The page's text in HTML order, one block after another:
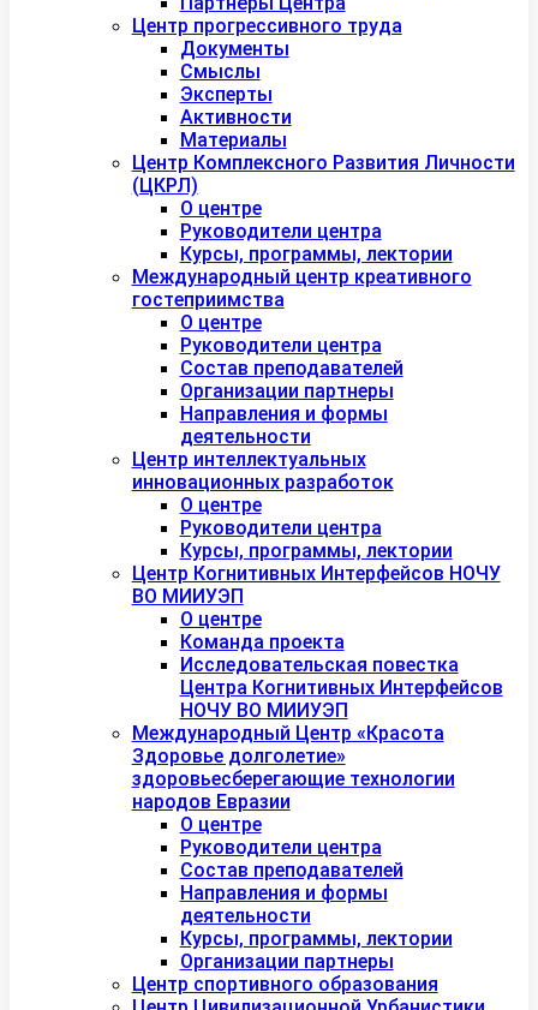
Центр прогрессивного труда
Документы
Смыслы
Эксперты
Активности
Материалы
Центр Комплексного Развития Личности
(ЦКРЛ)
О центре
Руководители центра
Курсы, программы, лектории
Международный центр креативного
гостеприимства
О центре
Руководители центра
Состав преподавателей
Организации партнеры
Направления и формы
деятельности
Центр интеллектуальных
инновационных разработок
О центре
Руководители центра
Курсы, программы, лектории
Центр Когнитивных Интерфейсов НОЧУ
ВО МИИУЭП
О центре
Команда проекта
Исследовательская повестка
Центра Когнитивных Интерфейсов
НОЧУ ВО МИИУЭП
Международный Центр «Красота
Здоровье долголетие»
здоровьесберегающие технологии
народов Евразии
О центре
Руководители центра
Состав преподавателей
Направления и формы
деятельности
Курсы, программы, лектории
Организации партнеры
Центр спортивного образования